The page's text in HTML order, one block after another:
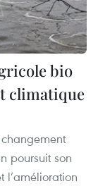
bio
climatique
poursuit son